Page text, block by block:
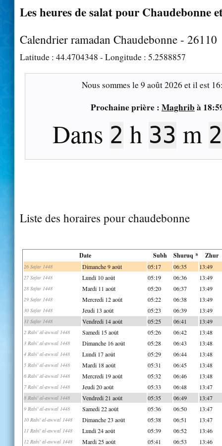
Les heures de salat pour Chaudebonne
Calendrier ramadan Chaudebonne - 26110
Latitude : 44.4704348 - Longitude : 5.2588857
Nous sommes le9 août 2026 et il est
Prochaine prière : Maghrib à
Dans 2 h 33 m
Liste des horaires pour chaudebonne
Date Subh Shuruq * Zhur
26 Safar 1448 Dimanche 9 août 05:17 06:35 13:49
27 Safar 1448 Lundi 10 août 05:19 06:36 13:49
28 Safar 1448 Mardi 11 août 05:20 06:37 13:49
29 Safar 1448 Mercredi 12 août 05:22 06:38 13:49
30 Safar 1448 Jeudi 13 août 05:23 06:39 13:49
31 Safar 1448 Vendredi 14 août 05:25 06:41 13:49
2 Rabi' al-awwal 1448 Samedi 15 août 05:26 06:42 13:48
3 Rabi' al-awwal 1448 Dimanche 16 août 05:28 06:43 13:48
4 Rabi' al-awwal 1448 Lundi 17 août 05:29 06:44 13:48
5 Rabi' al-awwal 1448 Mardi 18 août 05:31 06:45 13:48
6 Rabi' al-awwal 1448 Mercredi 19 août 05:32 06:46 13:48
7 Rabi' al-awwal 1448 Jeudi 20 août 05:33 06:48 13:47
8 Rabi' al-awwal 1448 Vendredi 21 août 05:35 06:49 13:47
9 Rabi' al-awwal 1448 Samedi 22 août 05:36 06:50 13:47
10 Rabi' al-awwal 1448 Dimanche 23 août 05:38 06:51 13:47
11 Rabi' al-awwal 1448 Lundi 24 août 05:39 06:52 13:46
12 Rabi' al-awwal 1448 Mardi 25 août 05:41 06:53 13:46